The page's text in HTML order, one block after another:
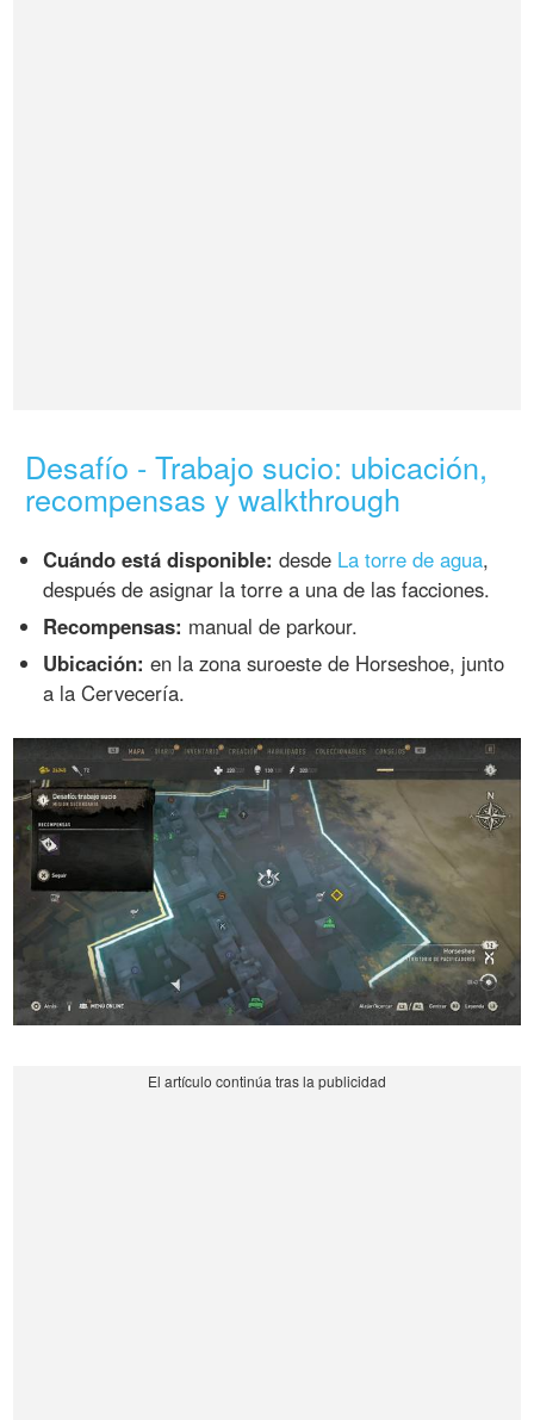
Desafío - Trabajo sucio: ubicación,
recompensas y walkthrough
Cuándo está disponible: desde La torre de agua,
después de asignar la torre a una de las facciones.
Recompensas: manual de parkour.
Ubicación: en la zona suroeste de Horseshoe, junto
a la Cervecería.